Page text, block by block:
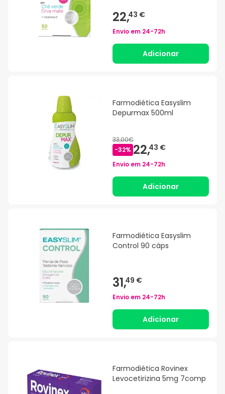
22,43 €
Envio em 24-72h
Adicionar
Farmodiética Easyslim
Depurmax 500ml
33,00€
-32% 22,43 €
Envio em 24-72h
Adicionar
Farmodiética Easyslim
Control 90 cáps
31,49 €
Envio em 24-72h
Adicionar
Farmodiética Rovinex
Levocetirizina 5mg 7comp